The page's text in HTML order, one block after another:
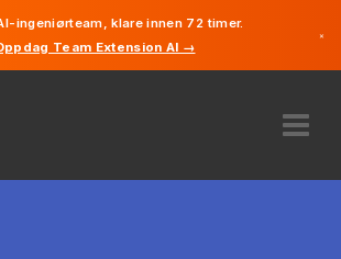
ingeniørteam, klare innen 72 timer.
Team Extension AI →
×